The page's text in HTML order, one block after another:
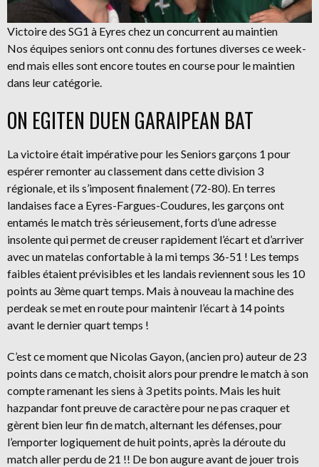
Victoire des SG1 à Eyres chez un concurrent au maintien
Nos équipes seniors ont connu des fortunes diverses ce week-
end mais elles sont encore toutes en course pour le maintien
dans leur catégorie.
ON EGITEN DUEN GARAIPEAN BAT
La victoire était impérative pour les Seniors garçons 1 pour
espérer remonter au classement dans cette division 3
régionale, et ils s’imposent finalement (72-80). En terres
landaises face a Eyres-Fargues-Coudures, les garçons ont
entamés le match très sérieusement, forts d’une adresse
insolente qui permet de creuser rapidement l’écart et d’arriver
avec un matelas confortable à la mi temps 36-51 ! Les temps
faibles étaient prévisibles et les landais reviennent sous les 10
points au 3ème quart temps. Mais à nouveau la machine des
perdeak se met en route pour maintenir l’écart à 14 points
avant le dernier quart temps !
C’est ce moment que Nicolas Gayon, (ancien pro) auteur de 23
points dans ce match, choisit alors pour prendre le match à son
compte ramenant les siens à 3 petits points. Mais les huit
hazpandar font preuve de caractère pour ne pas craquer et
gèrent bien leur fin de match, alternant les défenses, pour
l’emporter logiquement de huit points, après la déroute du
match aller perdu de 21 !! De bon augure avant de jouer trois